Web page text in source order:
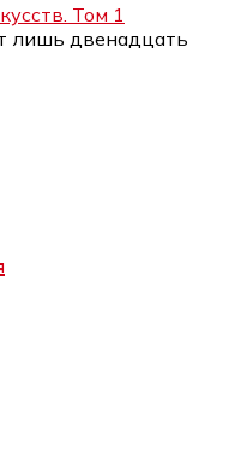
Том 1
лишь двенадцать